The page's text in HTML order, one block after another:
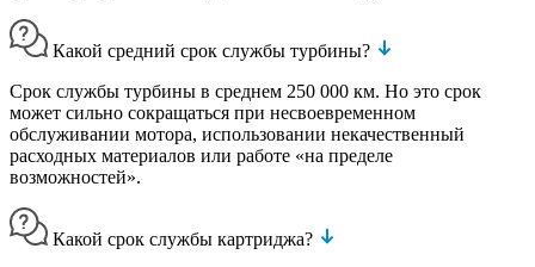
Какой средний срок службы турбины?
Срок службы турбины в среднем 250 000 км. Но это срок
может сильно сокращаться при несвоевременном
обслуживании мотора, использовании некачественный
расходных материалов или работе «на пределе
возможностей».
Какой срок службы картриджа?